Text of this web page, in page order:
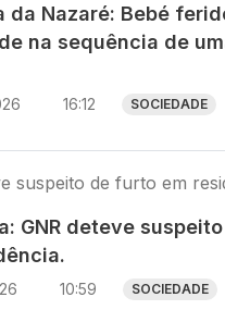
da Nazaré: Bebé
na sequência de
16:12 SOCIEDADE
GNR deteve
10:59 SOCIEDADE